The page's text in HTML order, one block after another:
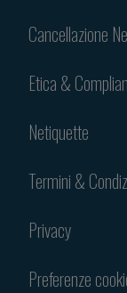
Cancellazione
Etica &
Netiquette
Termini &
Privacy
Preferenze